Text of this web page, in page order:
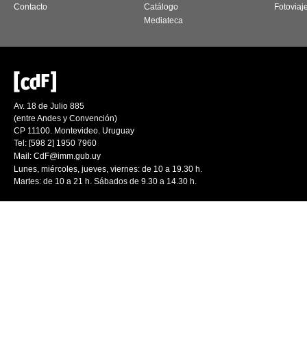
Contacto
Catálogo
Mediateca
Av. 18 de Julio 885
(entre Andes y Convención)
CP 11100. Montevideo. Uruguay
Tel: [598 2] 1950 7960
Mail: CdF@imm.gub.uy
Lunes, miércoles, jueves, viernes: de 10 a 19.30 h.
Martes: de 10 a 21 h. Sábados de 9.30 a 14.30 h.